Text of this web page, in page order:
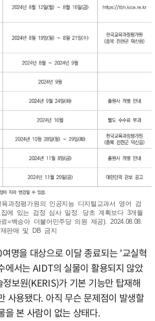
육과정평가원의 인공지능 디지털교과서 영어 검
에 있는 검정 심사 일정. 당초 계획보다 3개월
=백승아 더불어민주당 의원 제공). 2024.08.08.
판매 및 DB 금지
명을 대상으로 이달 종료되는 '교실혁
에서는 AIDT의 실물이 활용되지 않았
보원(KERIS)가 기본 기능만 탑재해
사용됐다. 아직 무슨 문제점이 발생할
을 본 사람이 없는 상태다.